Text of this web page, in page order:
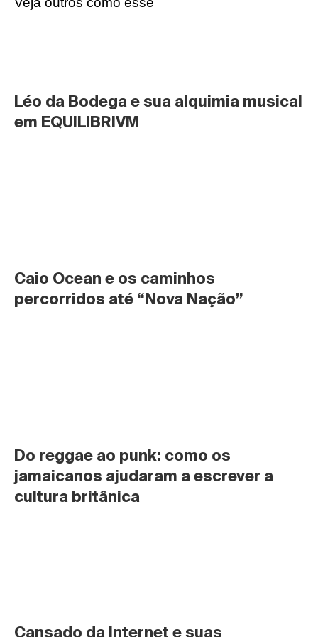
Léo da Bodega e sua alquimia musical
em EQUILIBRIVM
Caio Ocean e os caminhos
percorridos até “Nova Nação”
Do reggae ao punk: como os
jamaicanos ajudaram a escrever a
cultura britânica
Cansado da Internet e suas